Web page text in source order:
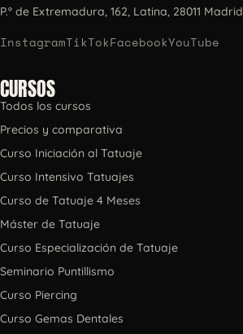
P.º de Extremadura, 162, Latina, 28011 Madrid
InstagramTikTokFacebookYouTube
CURSOS
Todos los cursos
Precios y comparativa
Curso Iniciación al Tatuaje
Curso Intensivo Tatuajes
Curso de Tatuaje 4 Meses
Máster de Tatuaje
Curso Especialización de Tatuaje
Seminario Puntillismo
Curso Piercing
Curso Gemas Dentales